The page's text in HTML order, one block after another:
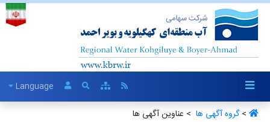
Language
>گروه آگهی ها ‏ > عناوین آگهی ها